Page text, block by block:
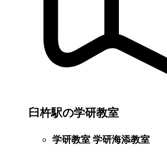
臼杵駅の学研教室
学研教室 学研海添教室